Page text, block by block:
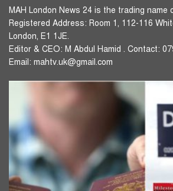
MAH London News 24 is the trading name
Registered Address: Room 1, 112-116
London, E1 1JE.
Editor & CEO: M Abdul Hamid . Contact:
Email: mahtv.uk@gmail.com